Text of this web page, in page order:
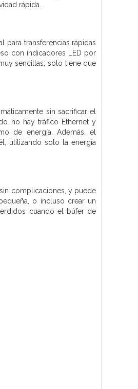
rápida.
transferencias rápidas
con indicadores LED por
sencillas; solo tiene que
sin sacrificar el
no hay tráfico Ethernet y
de energía. Además, el
utilizando solo la energía
complicaciones, y puede
o incluso crear un
cuando el búfer de